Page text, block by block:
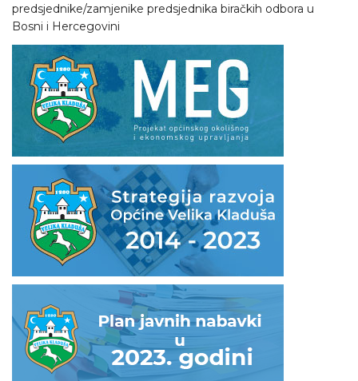
predsjednike/zamjenike predsjednika biračkih odbora u
Bosni i Hercegovini